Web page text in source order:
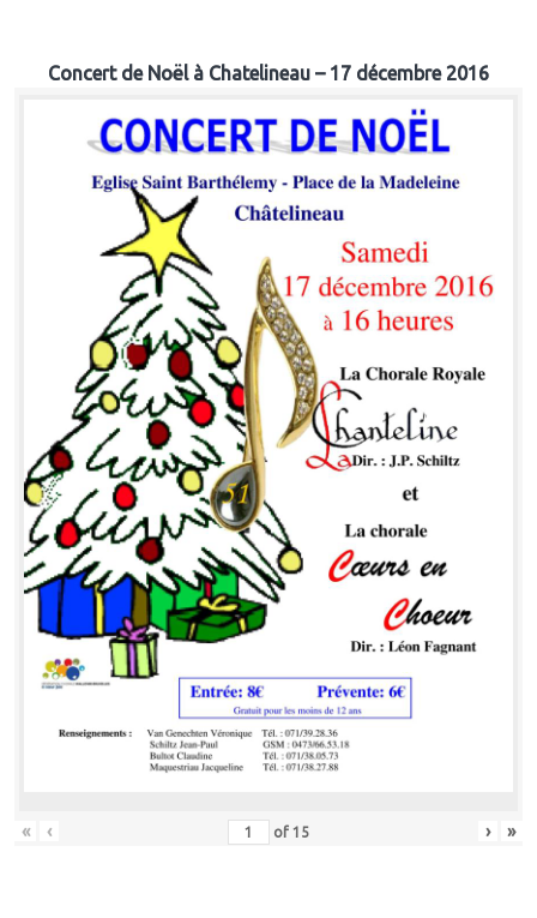
Concert de Noël à Chatelineau – 17 décembre 2016
« ‹ of 15 › »